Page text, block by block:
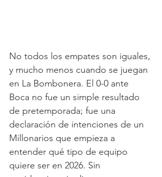
No todos los empates son iguales,
y mucho menos cuando se juegan
en La Bombonera. El 0-0 ante
Boca no fue un simple resultado
de pretemporada; fue una
declaración de intenciones de un
Millonarios que empieza a
entender qué tipo de equipo
quiere ser en 2026. Sin